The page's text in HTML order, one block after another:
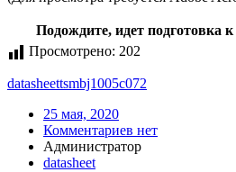
Подождите, идет подготовка
Просмотрено: 202
datasheettsmbj1005c072
25 мая, 2020
Комментариев нет
Администратор
datasheet